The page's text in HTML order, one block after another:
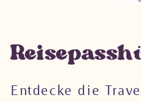
Entdecke die